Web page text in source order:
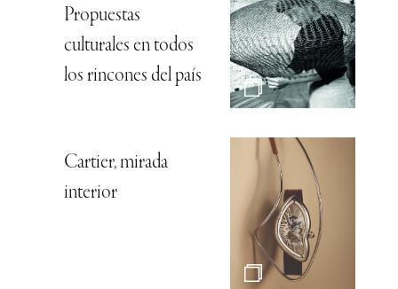
Propuestas
culturales en todos
los rincones del país
Cartier, mirada
interior